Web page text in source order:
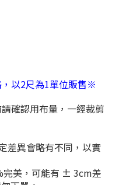
以2尺為1單位販售※
確認用布量，一經裁剪
差異會略有不同，以實
完美，可能有 ± 3cm差